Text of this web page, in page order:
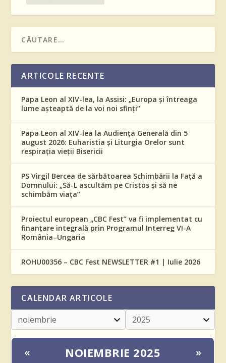
ARTICOLE RECENTE
Papa Leon al XIV-lea, la Assisi: „Europa și întreaga
lume așteaptă de la voi noi sfinți”
Papa Leon al XIV-lea la Audiența Generală din 5
august 2026: Euharistia și Liturgia Orelor sunt
respirația vieții Bisericii
PS Virgil Bercea de sărbătoarea Schimbării la Față a
Domnului: „Să-L ascultăm pe Cristos și să ne
schimbăm viața”
Proiectul european „CBC Fest” va fi implementat cu
finanțare integrală prin Programul Interreg VI-A
România–Ungaria
ROHU00356 – CBC Fest NEWSLETTER #1 | Iulie 2026
CALENDAR ARTICOLE
« NOIEMBRIE 2025 »